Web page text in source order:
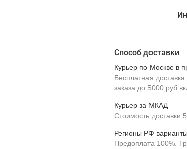
Способ доставки
Курьер по Москве в
Бесплатная
заказа до 5000 руб
Курьер за МКАД
Стоимость доставки
Регионы РФ
Предоплата 100%.